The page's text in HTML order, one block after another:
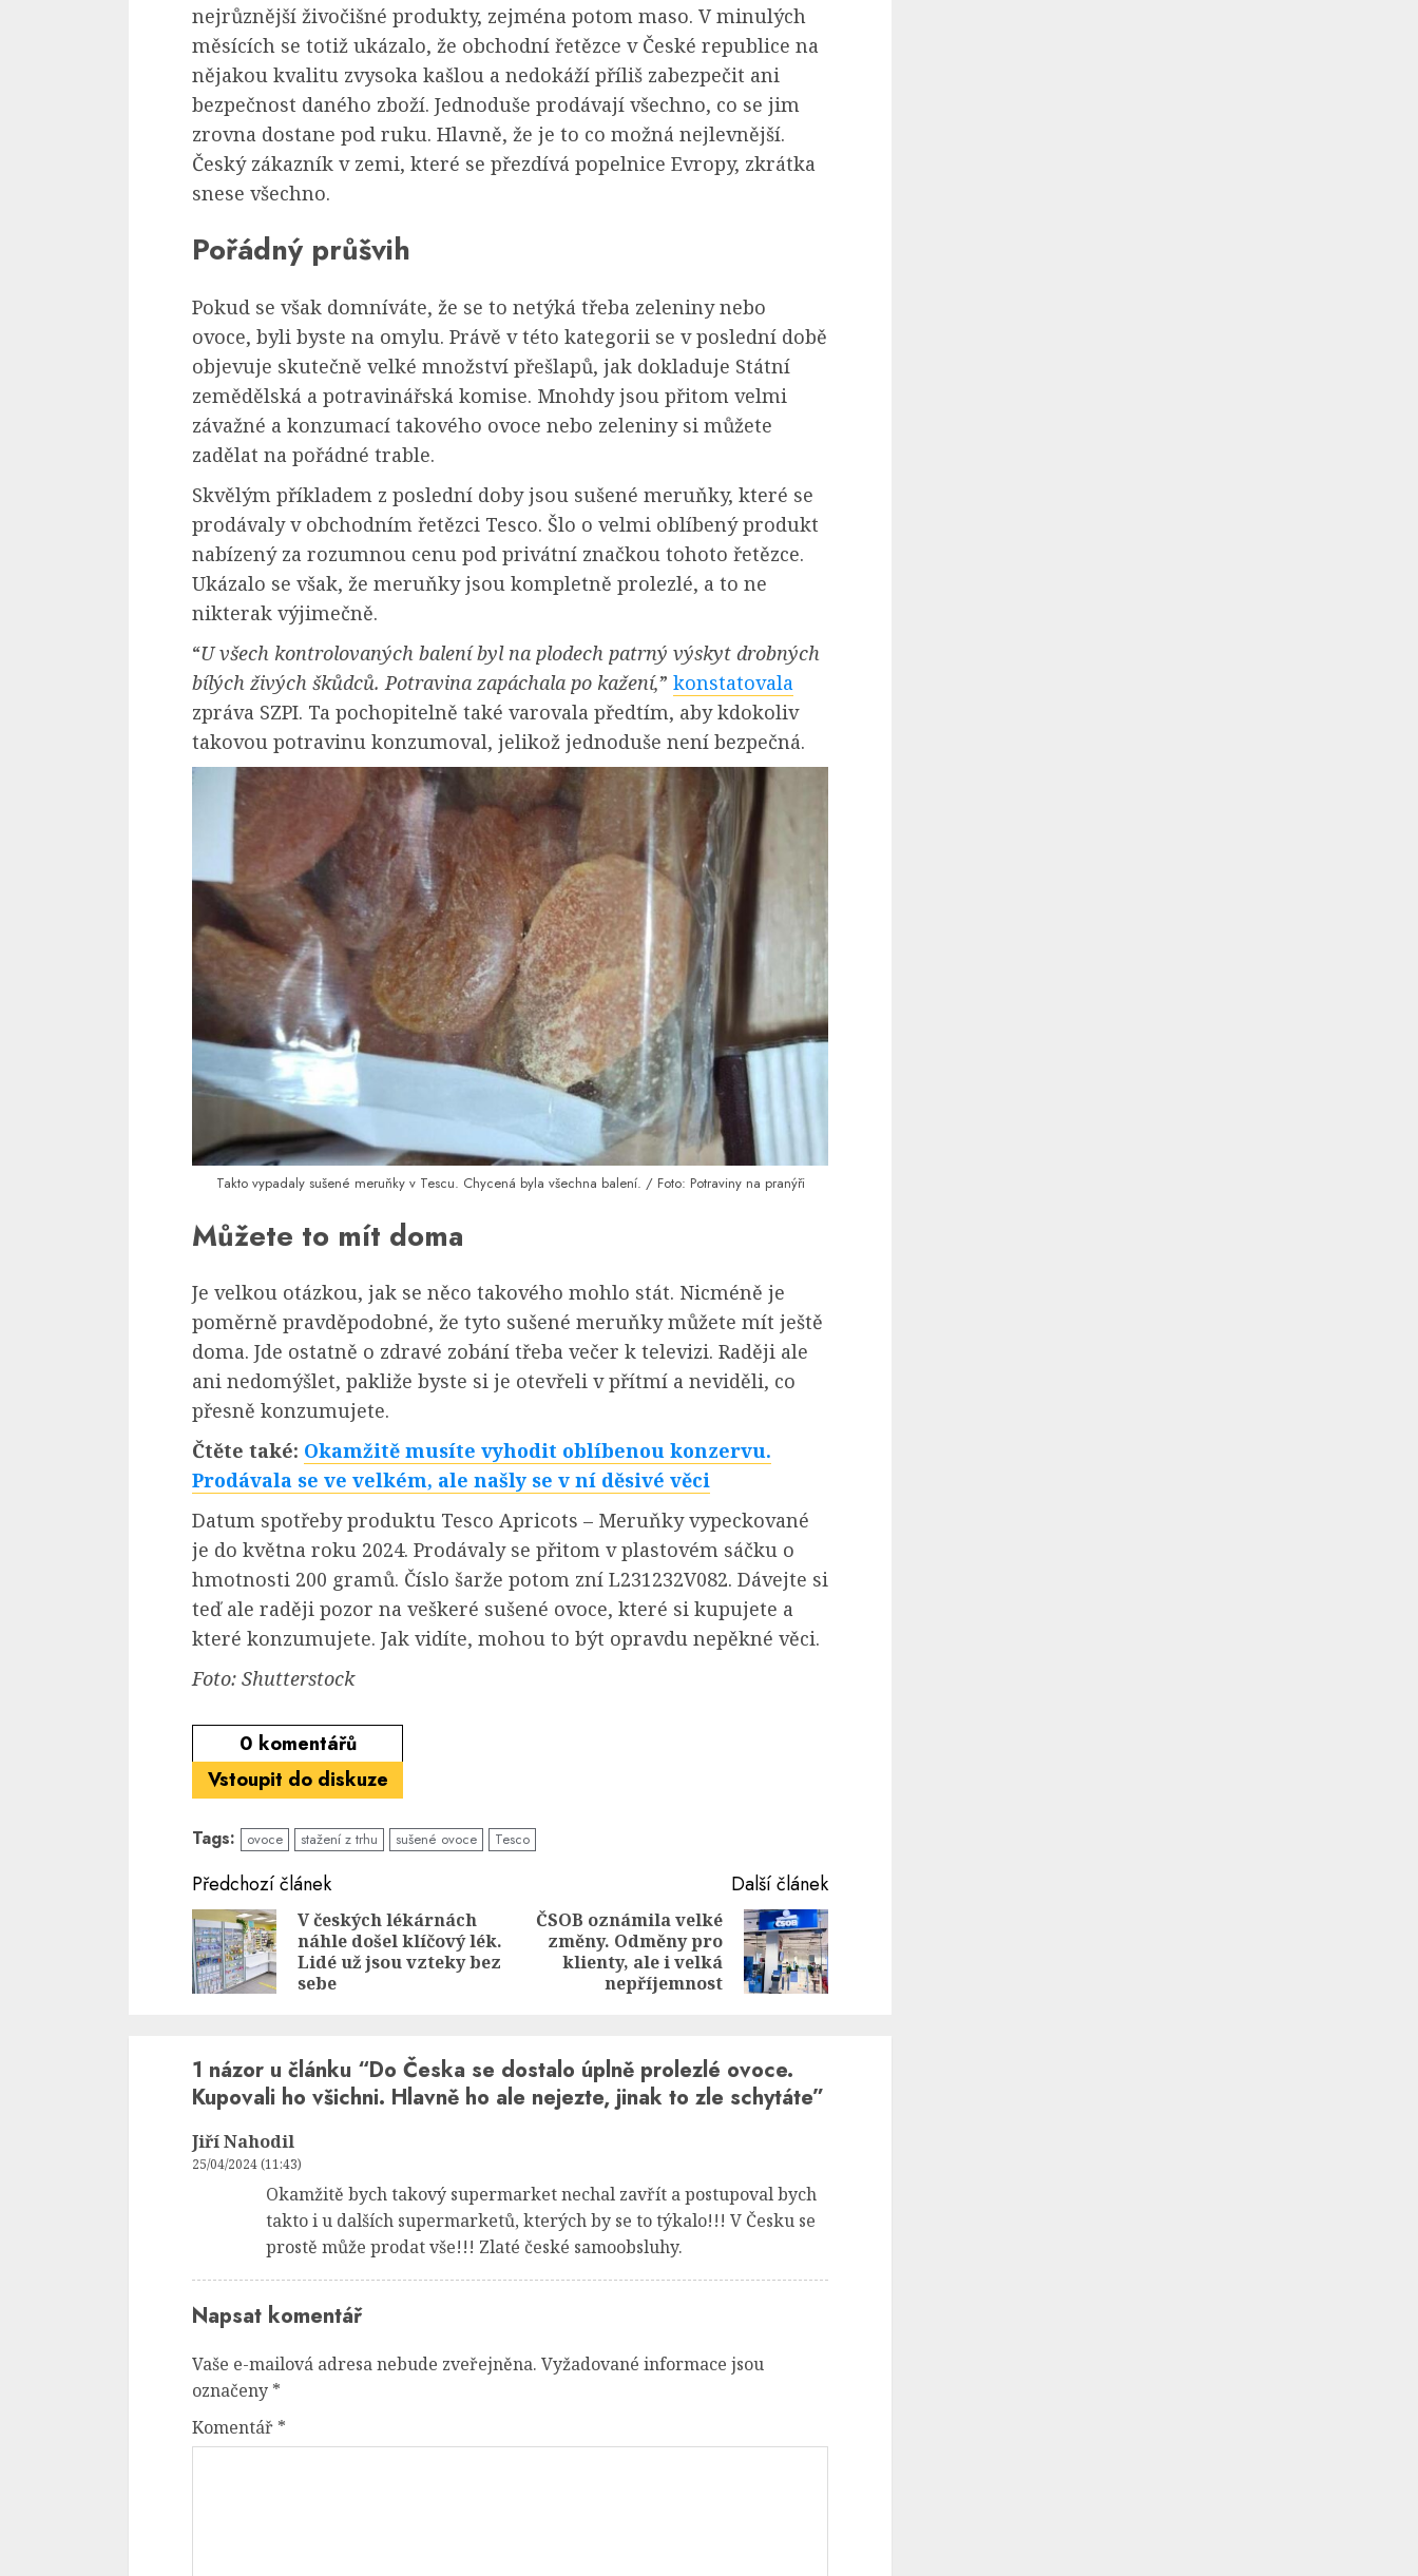
nejrůznější živočišné produkty, zejména potom maso. V minulých
měsících se totiž ukázalo, že obchodní řetězce v České republice na
nějakou kvalitu zvysoka kašlou a nedokáží příliš zabezpečit ani
bezpečnost daného zboží. Jednoduše prodávají všechno, co se jim
zrovna dostane pod ruku. Hlavně, že je to co možná nejlevnější.
Český zákazník v zemi, které se přezdívá popelnice Evropy, zkrátka
snese všechno.
Pořádný průšvih
Pokud se však domníváte, že se to netýká třeba zeleniny nebo
ovoce, byli byste na omylu. Právě v této kategorii se v poslední době
objevuje skutečně velké množství přešlapů, jak dokladuje Státní
zemědělská a potravinářská komise. Mnohdy jsou přitom velmi
závažné a konzumací takového ovoce nebo zeleniny si můžete
zadělat na pořádné trable.
Skvělým příkladem z poslední doby jsou sušené meruňky, které se
prodávaly v obchodním řetězci Tesco. Šlo o velmi oblíbený produkt
nabízený za rozumnou cenu pod privátní značkou tohoto řetězce.
Ukázalo se však, že meruňky jsou kompletně prolezlé, a to ne
nikterak výjimečně.
“U všech kontrolovaných balení byl na plodech patrný výskyt drobných
bílých živých škůdců. Potravina zapáchala po kažení,” konstatovala
zpráva SZPI. Ta pochopitelně také varovala předtím, aby kdokoliv
takovou potravinu konzumoval, jelikož jednoduše není bezpečná.
Takto vypadaly sušené meruňky v Tescu. Chycená byla všechna balení. / Foto: Potraviny na pranýři
Můžete to mít doma
Je velkou otázkou, jak se něco takového mohlo stát. Nicméně je
poměrně pravděpodobné, že tyto sušené meruňky můžete mít ještě
doma. Jde ostatně o zdravé zobání třeba večer k televizi. Raději ale
ani nedomýšlet, pakliže byste si je otevřeli v přítmí a neviděli, co
přesně konzumujete.
Čtěte také: Okamžitě musíte vyhodit oblíbenou konzervu.
Prodávala se ve velkém, ale našly se v ní děsivé věci
Datum spotřeby produktu Tesco Apricots – Meruňky vypeckované
je do května roku 2024. Prodávaly se přitom v plastovém sáčku o
hmotnosti 200 gramů. Číslo šarže potom zní L231232V082. Dávejte si
teď ale raději pozor na veškeré sušené ovoce, které si kupujete a
které konzumujete. Jak vidíte, mohou to být opravdu nepěkné věci.
Foto: Shutterstock
0 komentářů
Vstoupit do diskuze
Tags: ovoce stažení z trhu sušené ovoce Tesco
Continue
Reading
Předchozí článek
Previous
V českých lékárnách
náhle došel klíčový lék.
Lidé už jsou vzteky bez
sebe
Další článek
Next
ČSOB oznámila velké
změny. Odměny pro
klienty, ale i velká
nepříjemnost
1 názor u článku “Do Česka se dostalo úplně prolezlé ovoce.
Kupovali ho všichni. Hlavně ho ale nejezte, jinak to zle schytáte”
Jiří Nahodil
25/04/2024 (11:43)
Okamžitě bych takový supermarket nechal zavřít a postupoval bych
takto i u dalších supermarketů, kterých by se to týkalo!!! V Česku se
prostě může prodat vše!!! Zlaté české samoobsluhy.
Napsat komentář
Vaše e-mailová adresa nebude zveřejněna. Vyžadované informace jsou
označeny *
Komentář *